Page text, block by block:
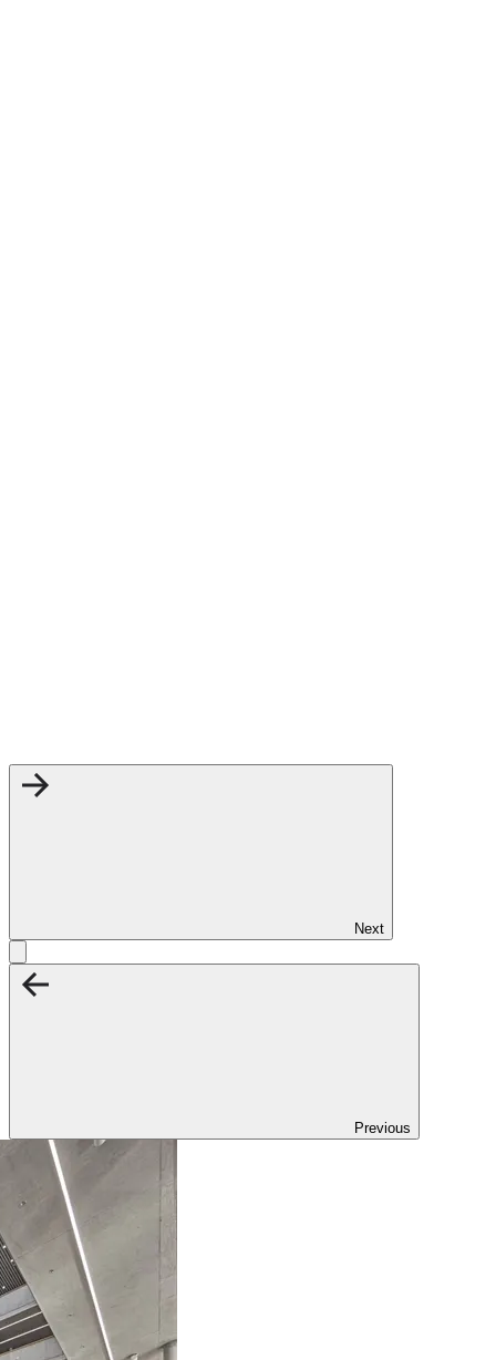
Next
Previous